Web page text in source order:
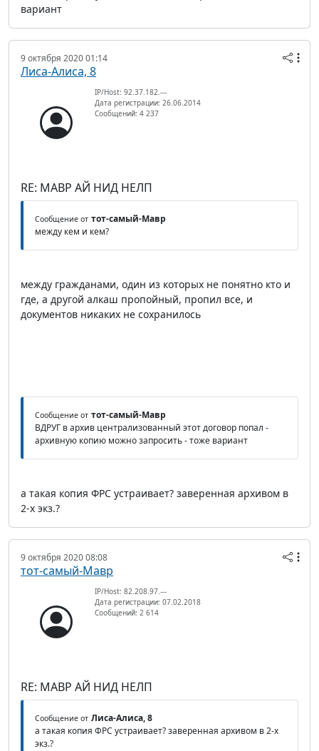
вариант
9 октября 2020 01:14
Лиса-Алиса, 8
IP/Host: 92.37.182.---
Дата регистрации: 26.06.2014
Сообщений: 4 237
RE: МАВР АЙ НИД НЕЛП
Сообщение от тот-самый-Мавр
между кем и кем?
между гражданами, один из которых не понятно кто и
где, а другой алкаш пропойный, пропил все, и
документов никаких не сохранилось
Сообщение от тот-самый-Мавр
ВДРУГ в архив централизованный этот договор попал -
архивную копию можно запросить - тоже вариант
а такая копия ФРС устраивает? заверенная архивом в
2-х экз.?
9 октября 2020 08:08
тот-самый-Мавр
IP/Host: 82.208.97.---
Дата регистрации: 07.02.2018
Сообщений: 2 614
RE: МАВР АЙ НИД НЕЛП
Сообщение от Лиса-Алиса, 8
а такая копия ФРС устраивает? заверенная архивом в 2-х
экз.?